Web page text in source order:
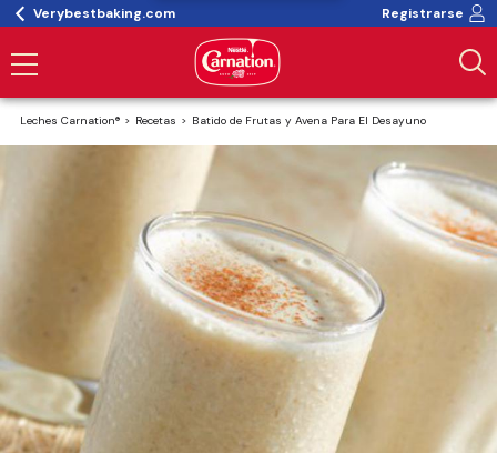
Verybestbaking.com Registrarse
Leches Carnation® Recetas Batido de Frutas y Avena Para El Desayuno